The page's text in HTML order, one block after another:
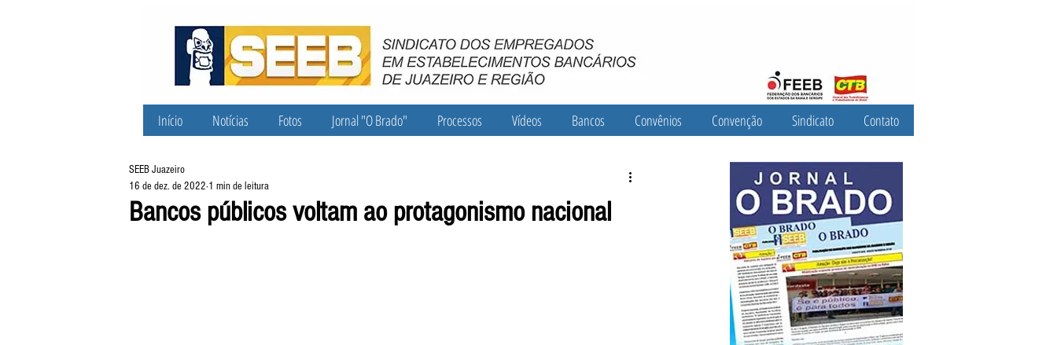
Início Notícias Fotos Jornal "O Brado" Processos Vídeos Bancos Convênios Convenção Sindicato Contato
Bancos públicos voltam ao protagonismo nacional
SEEB Juazeiro
16 de dez. de 2022 1 min de leitura